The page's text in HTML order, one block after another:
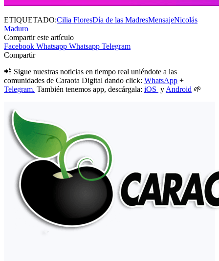
ETIQUETADO:Cilia FloresDía de las MadresMensajeNicolás
Maduro
Compartir este artículo
Facebook Whatsapp Whatsapp Telegram
Compartir
📲 Sigue nuestras noticias en tiempo real uniéndote a las
comunidades de Caraota Digital dando click: WhatsApp +
Telegram. También tenemos app, descárgala: iOS y Android 🌱